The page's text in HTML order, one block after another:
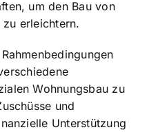
um den Bau von
erleichtern.
Wohnungsbau zu
und
Unterstützung